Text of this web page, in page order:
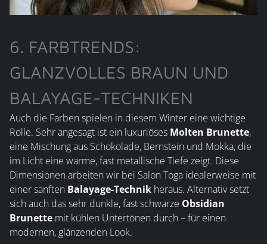
6. FARBTRENDS:
GLANZVOLLES BRAUN UND
BALAYAGE-TECHNIKEN
Auch die Farben spielen in diesem Winter eine wichtige
Rolle. Sehr angesagt ist ein luxuriöses Molten Brunette,
eine Mischung aus Schokolade, Bernstein und Mokka, die
im Licht eine warme, fast metallische Tiefe zeigt. Diese
Dimensionen arbeiten wir bei Salon Toga idealerweise mit
einer sanften Balayage-Technik heraus. Alternativ setzt
sich auch das sehr dunkle, fast schwarze Obsidian
Brunette mit kühlen Untertönen durch – für einen
modernen, glänzenden Look.